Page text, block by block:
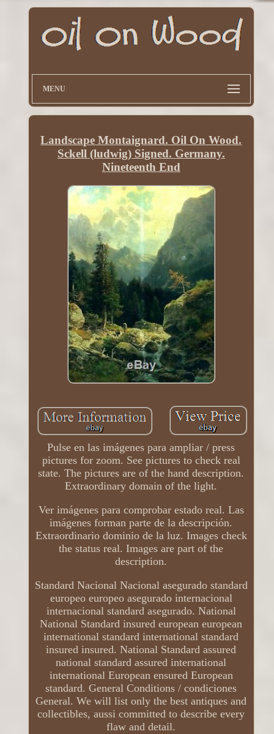
MENU
Landscape Montaignard. Oil On Wood.
Sckell (ludwig) Signed. Germany.
Nineteenth End
Pulse en las imágenes para ampliar / press
pictures for zoom. See pictures to check real
state. The pictures are of the hand description.
Extraordinary domain of the light.
Ver imágenes para comprobar estado real. Las
imágenes forman parte de la descripción.
Extraordinario dominio de la luz. Images check
the status real. Images are part of the
description.
Standard Nacional Nacional asegurado standard
europeo europeo asegurado internacional
internacional standard asegurado. National
National Standard insured european european
international standard international standard
insured insured. National Standard assured
national standard assured international
international European ensured European
standard. General Conditions / condiciones
General. We will list only the best antiques and
collectibles, aussi committed to describe every
flaw and detail.